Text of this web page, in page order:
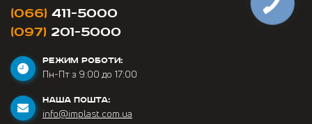
(066) 411-5000
(097) 201-5000
РЕЖИМ РОБОТИ:
Пн-Пт з 9:00 до 17:00
НАША ПОШТА:
info@implast.com.ua